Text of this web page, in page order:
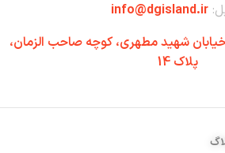
info@dgisland.ir
شهید مطهری، کوچه صاحب الزمان،
پلاک 14